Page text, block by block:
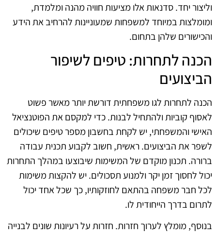
וליצור יחד. סדנאות אלו מציעות חוויה מהנה ומלמדת,
ומומלצות במיוחד למשפחות שמעוניינות להרחיב את הידע
והכישורים שלהן בתחום.
הכנה לתחרות: טיפים לשיפור
הביצועים
הכנה לתחרות לגו משפחתית דורשת יותר מאשר פשוט
לאסוף קוביות ולהתחיל לבנות. כדי למקסם את הפוטנציאל
האישי והמשפחתי, יש לקחת בחשבון מספר טיפים שיכולים
לשפר את הביצועים. ראשית, חשוב לקבוע תכנית עבודה
ברורה. תכנון מוקדם של המשימות שיבוצעו במהלך התחרות
יכול לחסוך זמן יקר ולמנוע תסכולים. יש להקצות משימות
לכל חבר משפחה בהתאם לחוזקותיו, כך שכל אחד יכול
לתרום בדרך הייחודית לו.
בנוסף, מומלץ לערוך חזרות. חזרות על רעיונות שונים לבנייה